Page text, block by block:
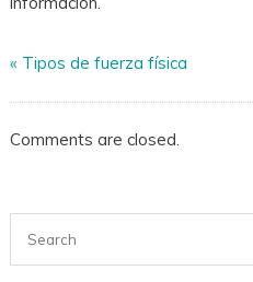
« Tipos de fuerza física
Comments are closed.